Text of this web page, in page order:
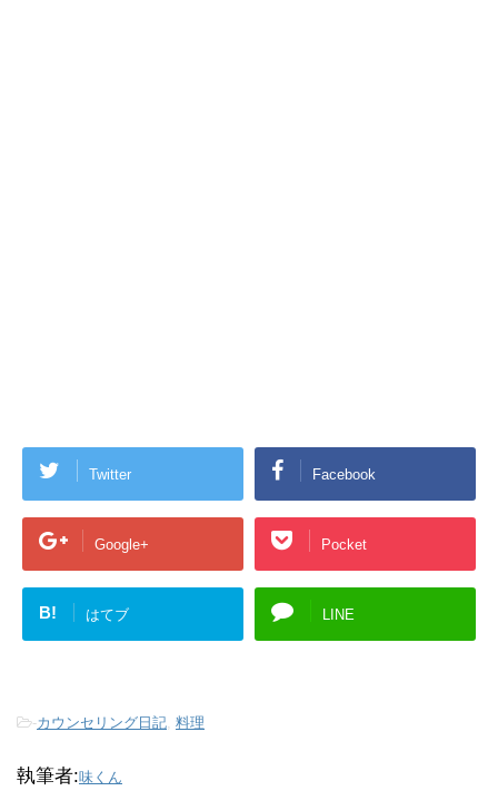
Twitter Facebook
Google+ Pocket
B! はてブ LINE
-カウンセリング日記, 料理
執筆者:味くん